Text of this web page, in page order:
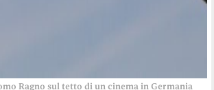
Ragno sul tetto di un cinema in Germania